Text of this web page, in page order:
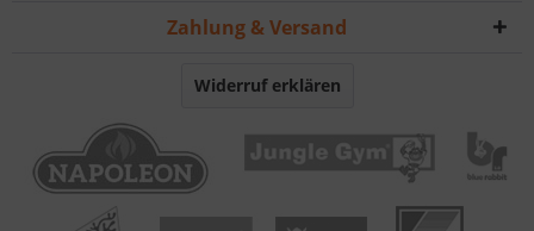
Zahlung & Versand
Widerruf erklären